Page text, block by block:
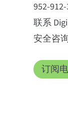
管理
协议
交
流
筒
952-
联系
安全咨
订阅